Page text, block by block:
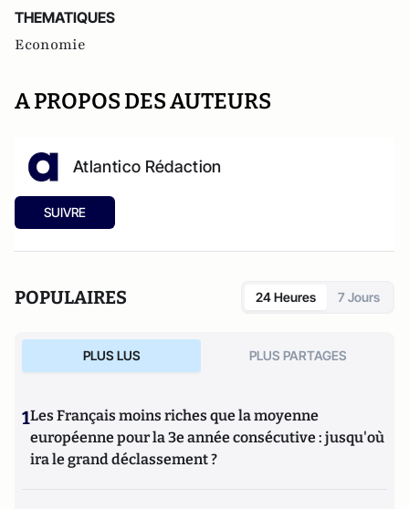
THEMATIQUES
Economie
A PROPOS DES AUTEURS
Atlantico Rédaction
SUIVRE
POPULAIRES 24 Heures 7 Jours
PLUS LUS PLUS PARTAGES
1Les Français moins riches que la moyenne
européenne pour la 3e année consécutive : jusqu'où
ira le grand déclassement ?